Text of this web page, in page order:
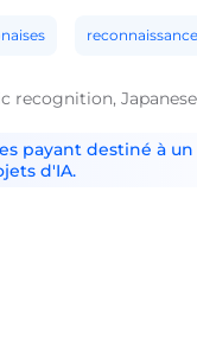
recognition,
payant destiné à
d'IA.